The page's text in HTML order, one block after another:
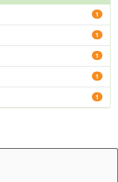
1
1
1
1
1